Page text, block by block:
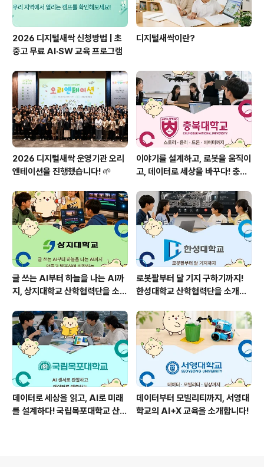
2026 디지털새싹 신청방법 | 초
중고 무료 AI·SW 교육 프로그램
디지털새싹이란?
2026 디지털새싹 운영기관 오리
엔테이션을 진행했습니다! 🌱
이야기를 설계하고, 로봇을 움직이
고, 데이터로 세상을 바꾸다! 충북
🌱
글 쓰는 AI부터 하늘을 나는 AI까
지, 상지대학교 산학협력단을 소개
로봇팔부터 달 기지 구하기까지!
한성대학교 산학협력단을 소개합
데이터로 세상을 읽고, AI로 미래
를 설계하다! 국립목포대학교 산학
데이터부터 모빌리티까지, 서영대
학교의 AI+X 교육을 소개합니다!